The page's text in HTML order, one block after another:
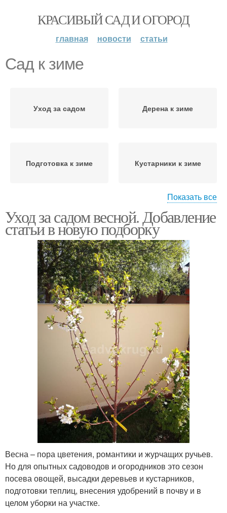
КРАСИВЫЙ САД И ОГОРОД
главная новости статьи
Сад к зиме
Уход за садом Дерена к зиме
Подготовка к зиме Кустарники к зиме
Работы в саду Дерева на зиму
Дерева к зиме Сливы к зиме
Показать все
Уход за садом весной. Добавление
статьи в новую подборку
Весна – пора цветения, романтики и журчащих ручьев.
Но для опытных садоводов и огородников это сезон
посева овощей, высадки деревьев и кустарников,
подготовки теплиц, внесения удобрений в почву и в
целом уборки на участке.